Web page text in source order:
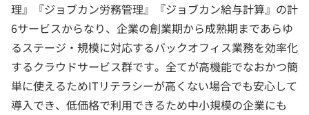
理』『ジョブカン労務管理』『ジョブカン給与計算』の計
6サービスからなり、企業の創業期から成熟期まであらゆ
るステージ・規模に対応するバックオフィス業務を効率化
するクラウドサービス群です。全てが高機能でなおかつ簡
単に使えるためITリテラシーが高くない場合でも安心して
導入でき、低価格で利用できるため中小規模の企業にも